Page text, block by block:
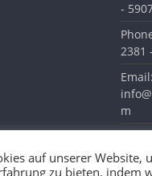
-
2381
Email:
m
auf unserer Website,
zu bieten, indem